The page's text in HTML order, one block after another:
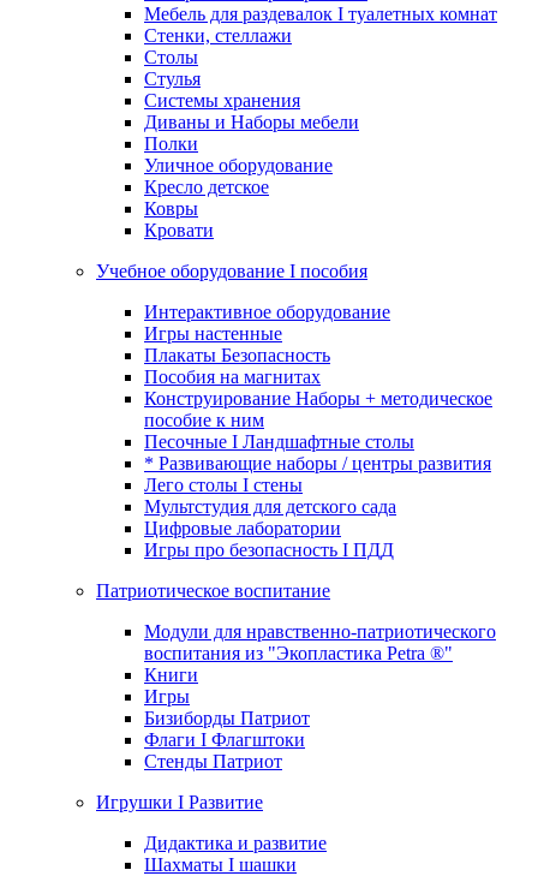
Мебель для раздевалок I туалетных комнат
Стенки, стеллажи
Столы
Стулья
Системы хранения
Диваны и Наборы мебели
Полки
Уличное оборудование
Кресло детское
Ковры
Кровати
Учебное оборудование I пособия
Интерактивное оборудование
Игры настенные
Плакаты Безопасность
Пособия на магнитах
Конструирование Наборы + методическое
пособие к ним
Песочные I Ландшафтные столы
* Развивающие наборы / центры развития
Лего столы I стены
Мультстудия для детского сада
Цифровые лаборатории
Игры про безопасность I ПДД
Патриотическое воспитание
Модули для нравственно-патриотического
воспитания из "Экопластика Petra ®"
Книги
Игры
Бизиборды Патриот
Флаги I Флагштоки
Стенды Патриот
Игрушки I Развитие
Дидактика и развитие
Шахматы I шашки